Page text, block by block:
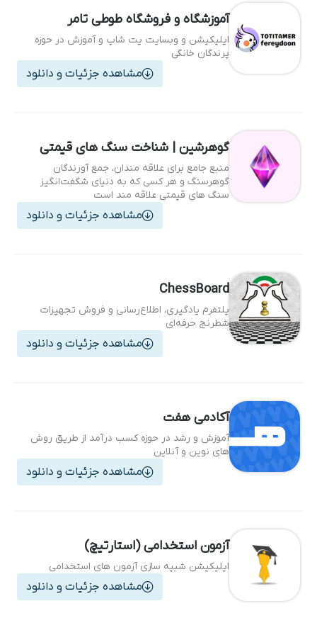
آموزشگاه و فروشگاه طوطی تامر
اپلیکیشن و وبسایت پت شاپ و آموزش در حوزه
پرندگان خانگی
مشاهده جزئیات و دانلود
گوهرشین | شناخت سنگ های قیمتی
منبع جامع برای علاقه‌ مندان، جمع‌ آورندگان
گوهرسنگ و هر کسی که به دنیای شگفت‌انگیز
سنگ‌ های قیمتی علاقه‌ مند است
مشاهده جزئیات و دانلود
ChessBoard
پلتفرم یادگیری، اطلاع‌رسانی و فروش تجهیزات
شطرنج حرفه‌ای
مشاهده جزئیات و دانلود
آکادمی هفت
آموزش و رشد در حوزه کسب‌ درآمد از طریق روش
های نوین و آنلاین
مشاهده جزئیات و دانلود
آزمون استخدامی (استارتیچ)
اپلیکیشن شبیه سازی آزمون های استخدامی
مشاهده جزئیات و دانلود